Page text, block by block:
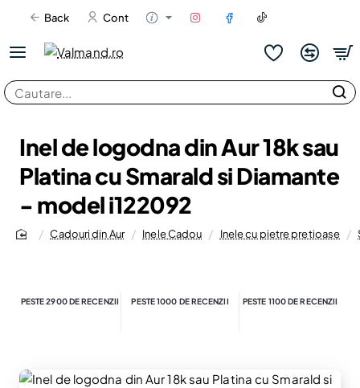
Back Cont
Cautare...
Inel de logodna din Aur 18k sau
Platina cu Smarald si Diamante
- model i122092
Cadouri din Aur Inele Cadou Inele cu pietre pretioase
PESTE 2900 DE RECENZII PESTE 1000 DE RECENZII PESTE 1100 DE RECENZII